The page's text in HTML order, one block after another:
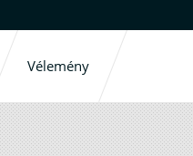
Vélemény